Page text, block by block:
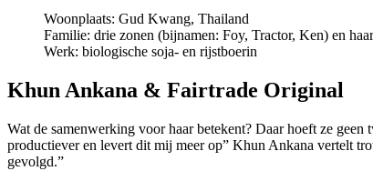
Woonplaats: Gud Kwang, Thailand
Familie: drie zonen (bijnamen: Foy, Tractor, Ken) en
Werk: biologische soja- en rijstboerin
Khun Ankana & Fairtrade Original
Wat de samenwerking voor haar betekent? Daar hoeft ze
productiever en levert dit mij meer op” Khun Ankana vertelt
gevolgd.”